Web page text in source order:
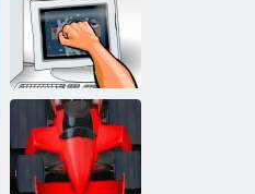
Hit dators